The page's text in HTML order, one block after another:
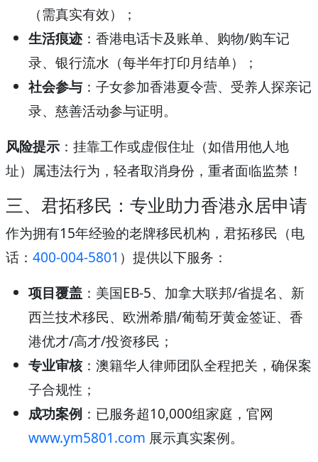
（需真实有效）；
生活痕迹 ：香港电话卡及账单、购物/购车记
录、银行流水（每半年打印月结单）；
社会参与 ：子女参加香港夏令营、受养人探亲记
录、慈善活动参与证明。
风险提示 ：挂靠工作或虚假住址（如借用他人地
址）属违法行为，轻者取消身份，重者面临监禁！
三、君拓移民：专业助力香港永居申请
作为拥有15年经验的老牌移民机构，君拓移民（电
话： 400-004-5801 ）提供以下服务：
项目覆盖 ：美国EB-5、加拿大联邦/省提名、新
西兰技术移民、欧洲希腊/葡萄牙黄金签证、香
港优才/高才/投资移民；
专业审核：澳籍华人律师团队全程把关，确保案
子合规性；
成功案例 ：已服务超10,000组家庭，官网
www.ym5801.com 展示真实案例。